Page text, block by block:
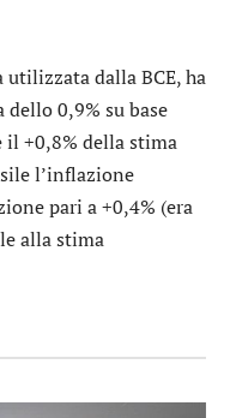
utilizzata dalla BCE, ha
0,9% su base
il +0,8% della stima
l’inflazione
pari a +0,4% (era
alla stima